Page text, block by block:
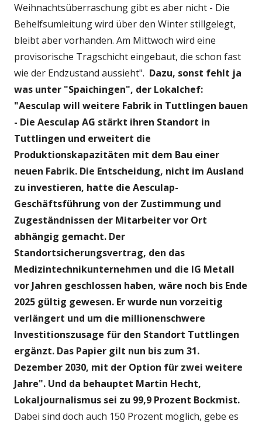
Weihnachtsüberraschung gibt es aber nicht - Die
Behelfsumleitung wird über den Winter stillgelegt,
bleibt aber vorhanden. Am Mittwoch wird eine
provisorische Tragschicht eingebaut, die schon fast
wie der Endzustand aussieht". Dazu, sonst fehlt ja
was unter "Spaichingen", der Lokalchef:
"Aesculap will weitere Fabrik in Tuttlingen bauen
- Die Aesculap AG stärkt ihren Standort in
Tuttlingen und erweitert die
Produktionskapazitäten mit dem Bau einer
neuen Fabrik. Die Entscheidung, nicht im Ausland
zu investieren, hatte die Aesculap-
Geschäftsführung von der Zustimmung und
Zugeständnissen der Mitarbeiter vor Ort
abhängig gemacht. Der
Standortsicherungsvertrag, den das
Medizintechnikunternehmen und die IG Metall
vor Jahren geschlossen haben, wäre noch bis Ende
2025 gültig gewesen. Er wurde nun vorzeitig
verlängert und um die millionenschwere
Investitionszusage für den Standort Tuttlingen
ergänzt. Das Papier gilt nun bis zum 31.
Dezember 2030, mit der Option für zwei weitere
Jahre". Und da behauptet Martin Hecht,
Lokaljournalismus sei zu 99,9 Prozent Bockmist.
Dabei sind doch auch 150 Prozent möglich, gebe es